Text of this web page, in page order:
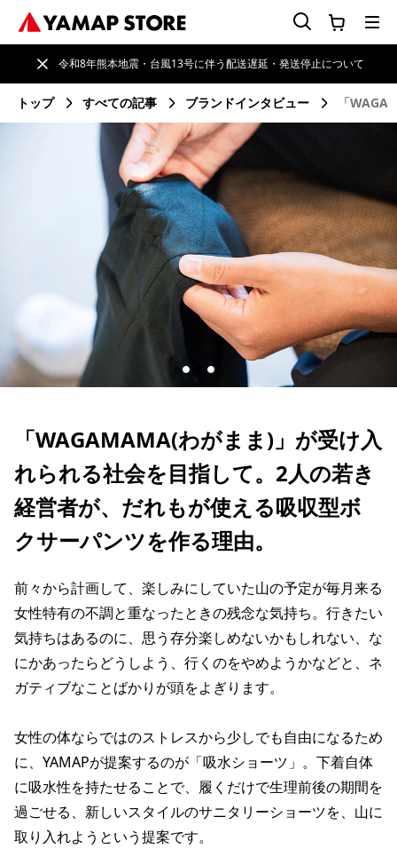
令和8年熊本地震・台風13号に伴う配送遅延・発送停止について
トップ すべての記事 ブランドインタビュー 「
「WAGAMAMA(わがまま)」が受け入
れられる社会を目指して。2人の若き
経営者が、だれもが使える吸収型ボ
クサーパンツを作る理由。
前々から計画して、楽しみにしていた山の予定が毎月来る
女性特有の不調と重なったときの残念な気持ち。行きたい
気持ちはあるのに、思う存分楽しめないかもしれない、な
にかあったらどうしよう、行くのをやめようかなどと、ネ
ガティブなことばかりが頭をよぎります。
女性の体ならではのストレスから少しでも自由になるため
に、YAMAPが提案するのが「吸水ショーツ」。下着自体
に吸水性を持たせることで、履くだけで生理前後の期間を
過ごせる、新しいスタイルのサニタリーショーツを、山に
取り入れようという提案です。